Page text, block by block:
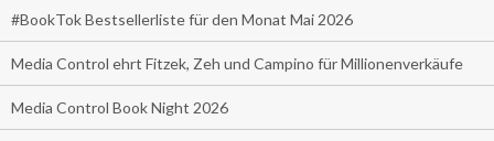
#BookTok Bestsellerliste für den Monat Mai 2026
Media Control ehrt Fitzek, Zeh und Campino für Millionenverkäufe
Media Control Book Night 2026